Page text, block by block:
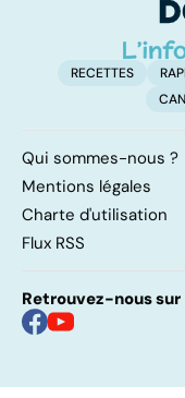
RECETTES
Qui sommes-nous ?
Mentions légales
Charte d'utilisation
Flux RSS
Retrouvez-nous sur